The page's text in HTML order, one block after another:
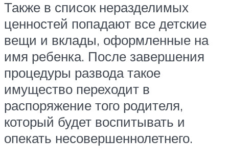
Также в список неразделимых
ценностей попадают все детские
вещи и вклады, оформленные на
имя ребенка. После завершения
процедуры развода такое
имущество переходит в
распоряжение того родителя,
который будет воспитывать и
опекать несовершеннолетнего.